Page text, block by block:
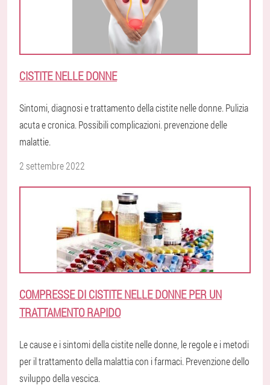
CISTITE NELLE DONNE
Sintomi, diagnosi e trattamento della cistite nelle donne. Pulizia
acuta e cronica. Possibili complicazioni. prevenzione delle
malattie.
2 settembre 2022
COMPRESSE DI CISTITE NELLE DONNE PER UN
TRATTAMENTO RAPIDO
Le cause e i sintomi della cistite nelle donne, le regole e i metodi
per il trattamento della malattia con i farmaci. Prevenzione dello
sviluppo della vescica.